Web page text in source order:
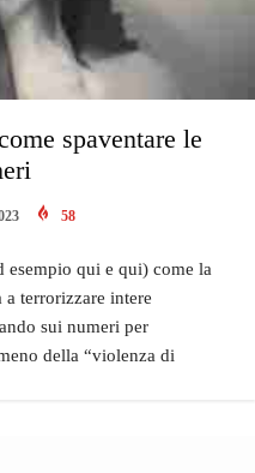
spaventare le
58
qui e qui) come la
terrorizzare intere
sui numeri per
della “violenza di